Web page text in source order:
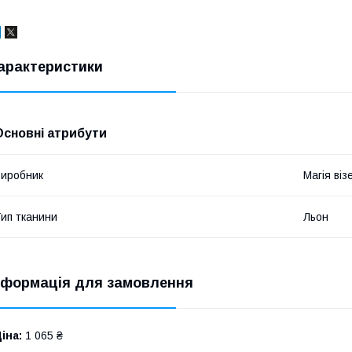
атрибути
Магія
тканини Льон
для замовлення
1 065 ₴